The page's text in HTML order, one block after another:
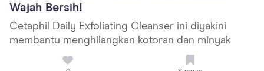
Wajah Bersih!
Cetaphil Daily Exfoliating Cleanser ini diyakini
membantu menghilangkan kotoran dan minyak